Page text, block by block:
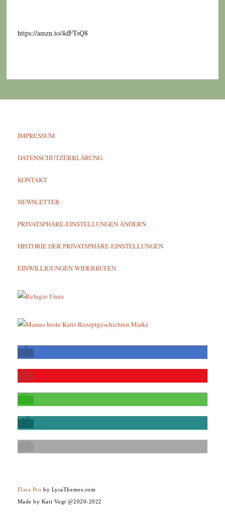
https://amzn.to/4dFTsQ8
IMPRESSUM
DATENSCHUTZERKLÄRUNG
KONTAKT
NEWSLETTER
PRIVATSPHÄRE-EINSTELLUNGEN ÄNDERN
HISTORIE DER PRIVATSPHÄRE-EINSTELLUNGEN
EINWILLIGUNGEN WIDERRUFEN
Elara Pro by LyraThemes.com
Made by Kati Vogt @2020-2022